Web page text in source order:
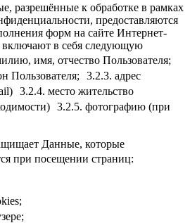
разрешённые к обработке в рамках
предоставляются
форм на сайте Интернет-
включают в себя следующую
имя, отчество Пользователя;
Пользователя; 3.2.3. адрес
3.2.4. место жительство
3.2.5. фотографию (при
Данные, которые
при посещении страниц: